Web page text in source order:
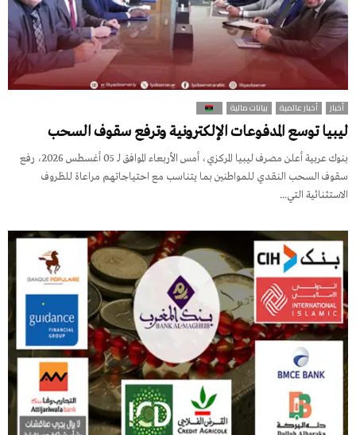
أخبار أخبار عالمية بيانات مالية
ليبيا توسع المدفوعات الإلكترونية وترفع سقوف السحب
بنوك عربية أعلن مصرف ليبيا المركزي، أمس الأربعاء الموافق لـ 05 أغسطس 2026، رفع
سقوف السحب النقدي للمواطنين بما يتناسب مع احتياجاتهم مراعاة للظروف
الاستثنائية التي...